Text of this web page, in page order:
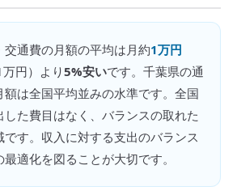
交通費の月額の平均は月約1万円
万円）より5%安いです。 千葉県の通
は全国平均並みの水準です。全国
した費目はなく、バランスの取れた
です。収入に対する支出のバランス
適化を図ることが大切です。